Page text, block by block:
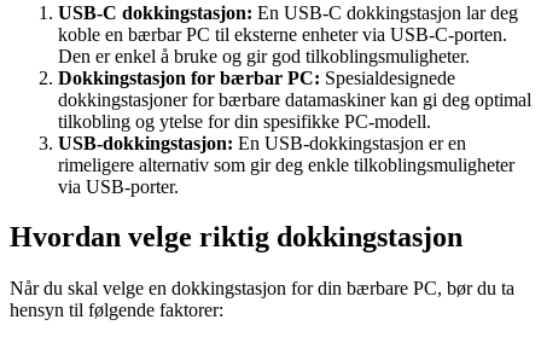
USB-C dokkingstasjon: En USB-C dokkingstasjon lar deg
koble en bærbar PC til eksterne enheter via USB-C-porten.
Den er enkel å bruke og gir god tilkoblingsmuligheter.
Dokkingstasjon for bærbar PC: Spesialdesignede
dokkingstasjoner for bærbare datamaskiner kan gi deg optimal
tilkobling og ytelse for din spesifikke PC-modell.
USB-dokkingstasjon: En USB-dokkingstasjon er en
rimeligere alternativ som gir deg enkle tilkoblingsmuligheter
via USB-porter.
Hvordan velge riktig dokkingstasjon
Når du skal velge en dokkingstasjon for din bærbare PC, bør du ta
hensyn til følgende faktorer: